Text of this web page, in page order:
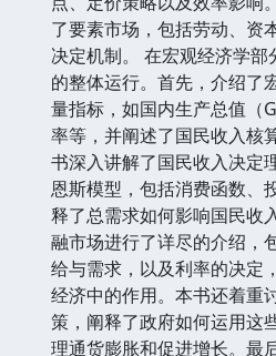
了要素市场，包括劳动、资
决定机制。 在宏观经济学
的整体运行。首先，介绍了
量指标，如国内生产总值（
率等，并阐述了国民收入核
书深入讲解了国民收入决定
恩斯模型，包括消费函数、
释了总需求如何影响国民收
融市场进行了详尽的介绍，
给与需求，以及利率的决定
经济中的作用。本书还着重
策，阐释了政府如何运用这
理通货膨胀和促进增长。最